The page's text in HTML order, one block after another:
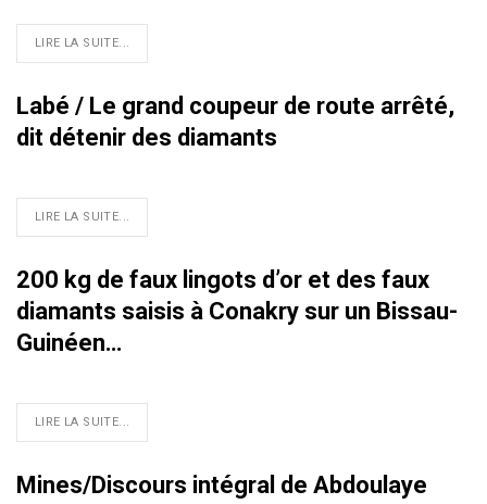
LIRE LA SUITE...
Labé / Le grand coupeur de route arrêté,
dit détenir des diamants
LIRE LA SUITE...
200 kg de faux lingots d’or et des faux
diamants saisis à Conakry sur un Bissau-
Guinéen…
LIRE LA SUITE...
Mines/Discours intégral de Abdoulaye